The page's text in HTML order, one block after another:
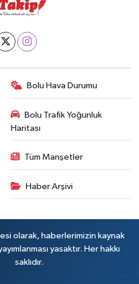
Bolu Hava Durumu
Bolu Trafik Yoğunluk
Haritası
Tüm Manşetler
Haber Arşivi
olarak, haberlerimizin kaynak
yasaktır. Her hakkı
saklıdır.